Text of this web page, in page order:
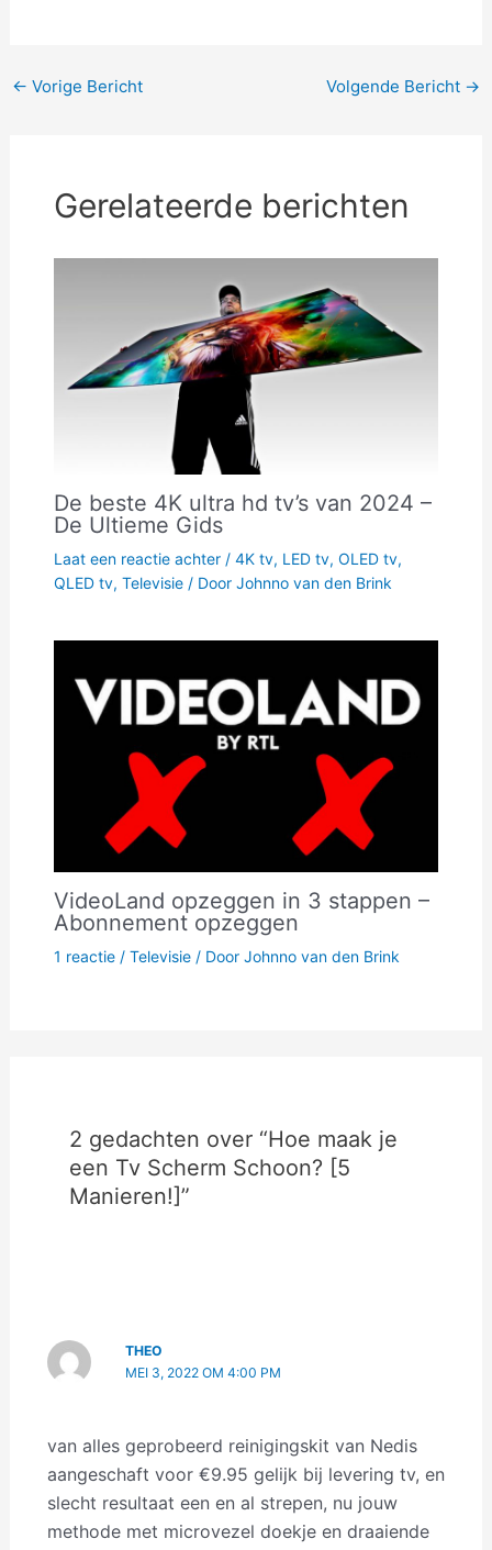
Bericht
← Vorige Bericht Volgende Bericht →
Gerelateerde berichten
De beste 4K ultra hd tv’s van 2024 –
De Ultieme Gids
Laat een reactie achter / 4K tv, LED tv, OLED tv,
QLED tv, Televisie/ Door Johnno van den Brink
VideoLand opzeggen in 3 stappen –
Abonnement opzeggen
1 reactie / Televisie/ Door Johnno van den Brink
2 gedachten over “Hoe maak je
een Tv Scherm Schoon? [5
Manieren!]”
THEO
MEI 3, 2022 OM 4:00 PM
van alles geprobeerd reinigingskit van Nedis
aangeschaft voor €9.95 gelijk bij levering tv, en
slecht resultaat een en al strepen, nu jouw
methode met microvezel doekje en draaiende